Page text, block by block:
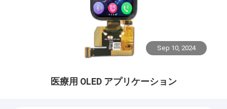
Sep 10, 2024
医療用 OLED アプリケーション